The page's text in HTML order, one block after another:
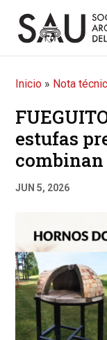
Inicio » Nota
estufas
JUN 5, 2026